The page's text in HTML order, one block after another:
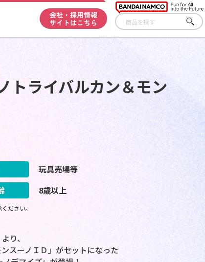
会社・採用情報
サイトはこちら
さが
す
トライバルカン＆モン
玩具売場等
8歳以上
ださい。
り、
スーノＩＤ」がセットになった